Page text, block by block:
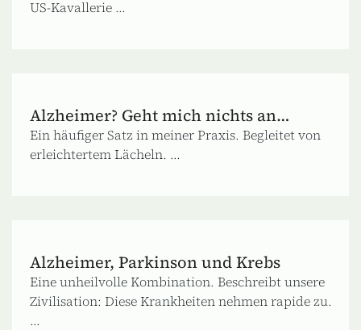
US-Kavallerie ...
Alzheimer? Geht mich nichts an…
Ein häufiger Satz in meiner Praxis. Begleitet von
erleichtertem Lächeln. ...
Alzheimer, Parkinson und Krebs
Eine unheilvolle Kombination. Beschreibt unsere
Zivilisation: Diese Krankheiten nehmen rapide zu.
...